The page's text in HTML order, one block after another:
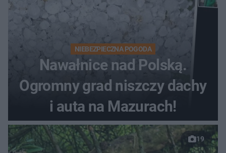
NIEBEZPIECZNA POGODA
Nawałnice nad Polską.
Ogromny grad niszczy dachy
i auta na Mazurach!
19